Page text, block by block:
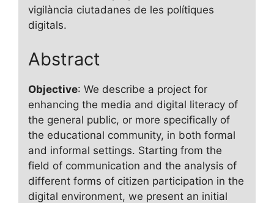
vigilància ciutadanes de les polítiques
digitals.
Abstract
Objective: We describe a project for
enhancing the media and digital literacy of
the general public, or more specifically of
the educational community, in both formal
and informal settings. Starting from the
field of communication and the analysis of
different forms of citizen participation in the
digital environment, we present an initial